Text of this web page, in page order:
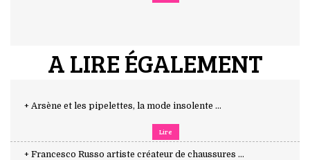
A LIRE ÉGALEMENT
+ Arsène et les pipelettes, la mode insolente ...
Lire
+ Francesco Russo artiste créateur de chaussures ...